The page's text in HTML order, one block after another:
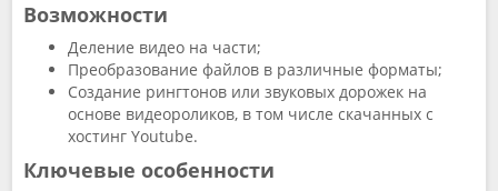
Возможности
Деление видео на части;
Преобразование файлов в различные форматы;
Создание рингтонов или звуковых дорожек на
основе видеороликов, в том числе скачанных с
хостинг Youtube.
Ключевые особенности